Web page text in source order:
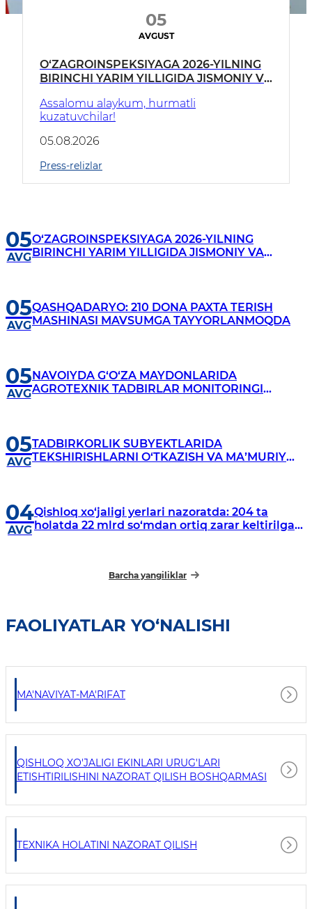
05
AVGUST
O‘ZAGROINSPEKSIYAGA 2026-YILNING
BIRINCHI YARIM YILLIGIDA JISMONIY VA
TUSHGAN MUROJAATLAR TAHLILI
YUZASIDAN BRIFING
Assalomu alaykum, hurmatli
kuzatuvchilar!
05.08.2026
Press-relizlar
05
AVG
O‘ZAGROINSPEKSIYAGA 2026-YILNING
BIRINCHI YARIM YILLIGIDA JISMONIY VA
05
AVG
QASHQADARYO: 210 DONA PAXTA TERISH
MASHINASI MAVSUMGA TAYYORLANMOQDA
05
AVG
NAVOIYDA G‘O‘ZA MAYDONLARIDA
AGROTEXNIK TADBIRLAR MONITORINGI
05
AVG
TADBIRKORLIK SUBYEKTLARIDA
TEKSHIRISHLARNI O‘TKAZISH VA MAʼMURIY
04
AVG
Qishloq xo‘jaligi yerlari nazoratda: 204 ta
holatda 22 mlrd so‘mdan ortiq zarar keltirilgani
Barcha yangiliklar
FAOLIYATLAR YO‘NALISHI
MA'NAVIYAT-MA'RIFAT
QISHLOQ XO'JALIGI EKINLARI URUG'LARI
ETISHTIRILISHINI NAZORAT QILISH BOSHQARMASI
TEXNIKA HOLATINI NAZORAT QILISH